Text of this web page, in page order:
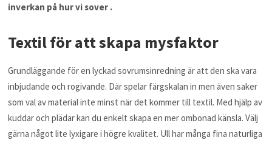
inverkan på hur vi sover .
Textil för att skapa mysfaktor
Grundläggande för en lyckad sovrumsinredning är att den ska vara
inbjudande och rogivande. Där spelar färgskalan in men även saker
som val av material inte minst när det kommer till textil. Med hjälp av
kuddar och plädar kan du enkelt skapa en mer ombonad känsla. Välj
gärna något lite lyxigare i högre kvalitet. Ull har många fina naturliga